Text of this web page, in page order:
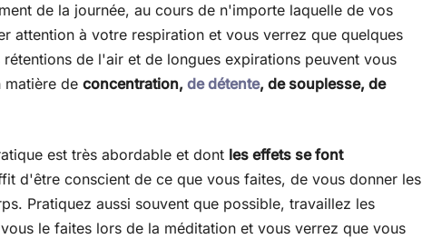
de la journée, au cours de n'importe laquelle de vos
attention à votre respiration et vous verrez que quelques
de l'air et de longues expirations peuvent vous
matière de concentration, de détente, de souplesse, de
est très abordable et dont les effets se font
d'être conscient de ce que vous faites, de vous donner les
Pratiquez aussi souvent que possible, travaillez les
le faites lors de la méditation et vous verrez que vous